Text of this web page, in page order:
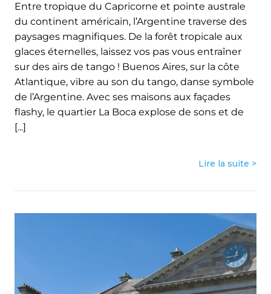
Entre tropique du Capricorne et pointe australe
du continent américain, l’Argentine traverse des
paysages magnifiques. De la forêt tropicale aux
glaces éternelles, laissez vos pas vous entraîner
sur des airs de tango ! Buenos Aires, sur la côte
Atlantique, vibre au son du tango, danse symbole
de l’Argentine. Avec ses maisons aux façades
flashy, le quartier La Boca explose de sons et de
[...]
Lire la suite >